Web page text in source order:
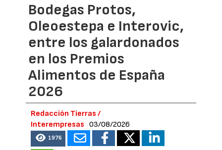
Bodegas Protos,
Oleoestepa e Interovic,
entre los galardonados
en los Premios
Alimentos de España
2026
Redacción Tierras /
Interempresas
03/08/2026
1976